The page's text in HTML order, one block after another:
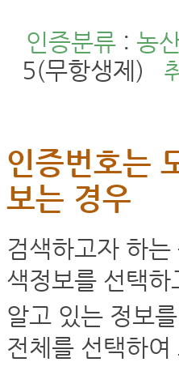
인증분류: 농
5(무항생제)
인증번호는
보는 경우
검색하고자 하
색정보를 선택
알고 있는 정보
전체를 선택하